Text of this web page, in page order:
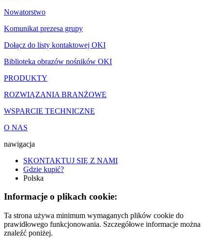
Nowatorstwo
Komunikat prezesa grupy
Dołącz do listy kontaktowej OKI
Biblioteka obrazów nośników OKI
PRODUKTY
ROZWIĄZANIA BRANŻOWE
WSPARCIE TECHNICZNE
O NAS
nawigacja
SKONTAKTUJ SIĘ Z NAMI
Gdzie kupić?
Polska
Informacje o plikach cookie:
Ta strona używa minimum wymaganych plików cookie do
prawidłowego funkcjonowania. Szczegółowe informacje można
znaleźć poniżej.